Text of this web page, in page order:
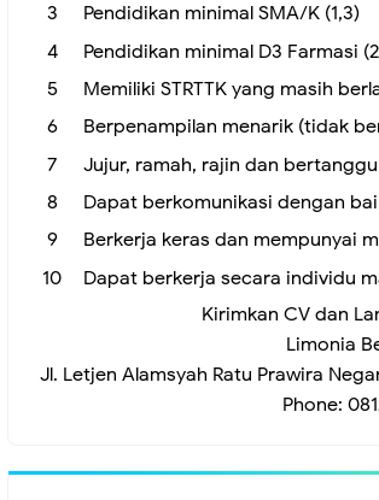
Pendidikan minimal SMA/K (1,3)
Pendidikan minimal D3 Farmasi
Memiliki STRTTK yang masih
Berpenampilan menarik (tidak
Jujur, ramah, rajin dan
Dapat berkomunikasi dengan
Berkerja keras dan mempunyai
Dapat berkerja secara individu
Kirimkan CV dan
Limonia
Jl. Letjen Alamsyah Ratu Prawira
Phone: